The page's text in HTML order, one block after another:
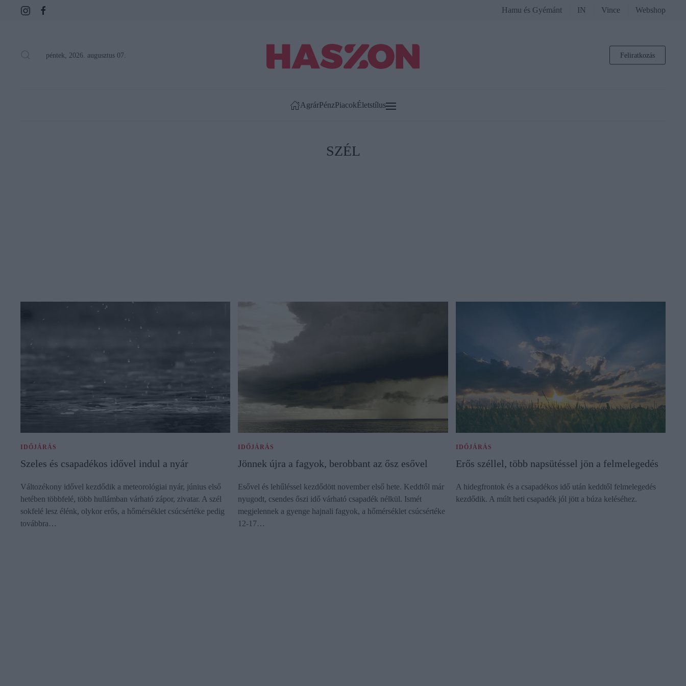
Hamu és Gyémánt IN Vince Webshop
péntek, 2026. augusztus 07. Feliratkozás
AgrárPénzPiacokÉletstílus
SZÉL
IDŐJÁRÁS
Szeles és csapadékos idővel indul a nyár
Változékony idővel kezdődik a meteorológiai nyár, június első
hetében többfelé, több hullámban várható zápor, zivatar. A szél
sokfelé lesz élénk, olykor erős, a hőmérséklet csúcsértéke pedig
továbbra…
IDŐJÁRÁS
Jönnek újra a fagyok, berobbant az ősz esővel
Esővel és lehűléssel kezdődött november első hete. Keddtől már
nyugodt, csendes őszi idő várható csapadék nélkül. Ismét
megjelennek a gyenge hajnali fagyok, a hőmérséklet csúcsértéke
12-17…
IDŐJÁRÁS
Erős széllel, több napsütéssel jön a felmelegedés
A hidegfrontok és a csapadékos idő után keddtől felmelegedés
kezdődik. A múlt heti csapadék jól jött a búza keléséhez.